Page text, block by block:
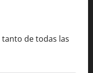
de todas las